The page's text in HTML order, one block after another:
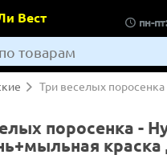
Вест пн-
Три веселых
поросенка -
краска